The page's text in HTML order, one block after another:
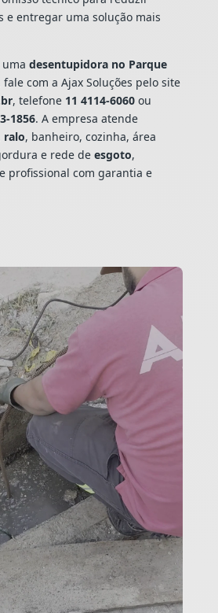
e entregar uma solução mais
uma desentupidora no Parque
fale com a Ajax Soluções pelo site
, telefone 11 4114-6060ou
1856. A empresa atende
ralo, banheiro, cozinha, área
e rede de esgoto,
profissional com garantia e